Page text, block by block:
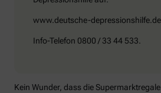
www.deutsche-
Info-Telefon 0800 / 33 44 533.
Kein Wunder, dass die